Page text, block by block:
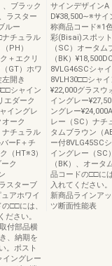
ブラック
ラスター
ルー
ナチュラル
PH）
＋エクリ
GT）ホワ
開き
シャイン
エダーク
イングレ
ーク
ナチュラル
ーF＋チ
（HT※3）
ク
スターブ
アホワイ
□□には、
さい。
付部品横
、納期を
。ポスト
イングレー
サインデザインA
D¥38,500∼※サ
称商品コード
彩(Bisai)スポッ
（SC）オータ
（BK）
8VLG46SCシャ
8VLH30□□シャ
¥22,000グラスウ
イングレー
ングレー
レー（SC）ナチ
タムブラウン（
ー付8VLG45SC
イングレー（SC
（BK）、オー
品コードの□□に
入れてください
新商品ラインア
ツ断面性能表